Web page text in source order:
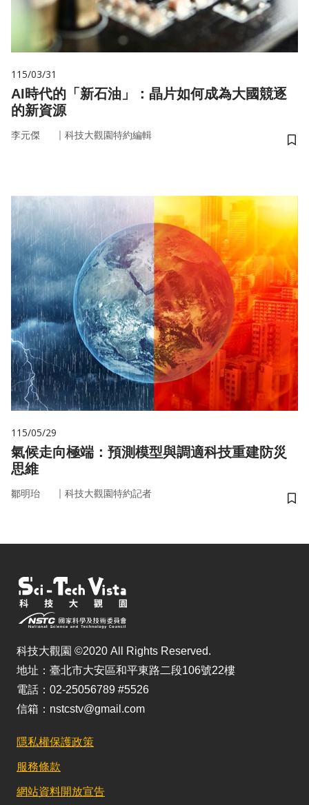
115/03/31
AI時代的「新石油」：晶片如何成為大國競逐
的新資源
李元傑 ｜ 科技大觀園特約編輯
儲
115/05/29
氣候走向極端：預測模型與調適科技重建防災
思維
鄒明珆 ｜ 科技大觀園特約記者
儲
科技大觀園 ©2020 All Rights Reserved.
地址：臺北市大安區和平東路二段106號22樓
電話：02-25056789 #5526
信箱：nstcstv@gmail.com
隱私權保護政策
服務條款
網站資料開放宣告